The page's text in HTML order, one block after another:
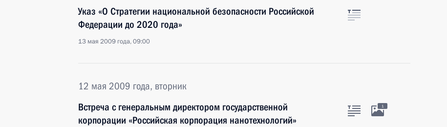
Указ «О Стратегии национальной безопасности Российской
Федерации до 2020 года»
13 мая 2009 года, 09:00
12 мая 2009 года, вторник
Встреча с генеральным директором государственной
корпорации «Российская корпорация нанотехнологий»
1